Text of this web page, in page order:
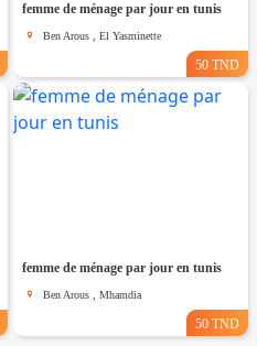
femme de ménage par jour en tunis
Ben Arous , El Yasminette
50 TND
femme de ménage par jour en tunis
Ben Arous , Mhamdia
50 TND